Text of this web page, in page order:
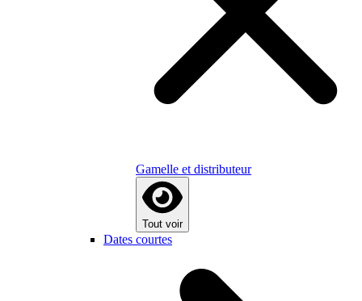
Gamelle et distributeur
Tout voir
Dates courtes